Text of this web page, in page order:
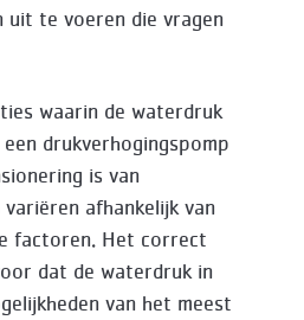
uit te voeren die vragen
waarin de waterdruk
drukverhogingspomp
is van
afhankelijk van
factoren. Het correct
dat de waterdruk in
van het meest